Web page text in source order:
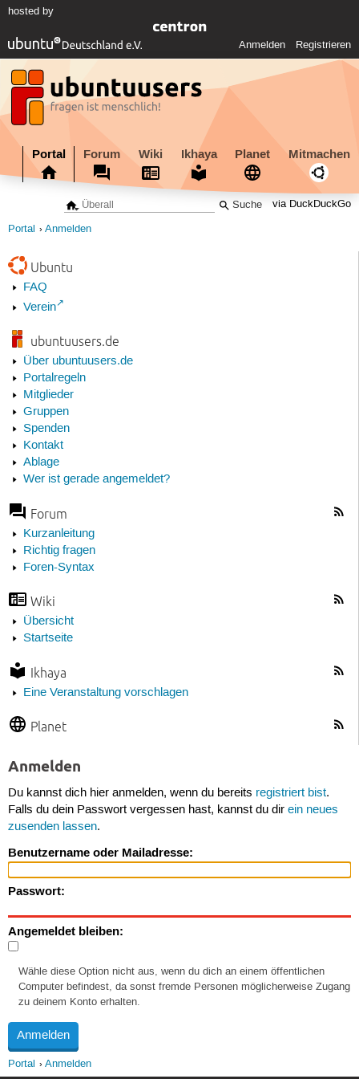
hosted by
Anmelden Registrieren
Portal Forum Wiki Ikhaya Planet Mitmachen
via DuckDuckGo
Portal Anmelden
Ubuntu
FAQ
Verein
ubuntuusers.de
Über ubuntuusers.de
Portalregeln
Mitglieder
Gruppen
Spenden
Kontakt
Ablage
Wer ist gerade angemeldet?
Forum
Kurzanleitung
Richtig fragen
Foren-Syntax
Wiki
Übersicht
Startseite
Ikhaya
Eine Veranstaltung vorschlagen
Planet
Anmelden
Du kannst dich hier anmelden, wenn du bereits registriert bist.
Falls du dein Passwort vergessen hast, kannst du dir ein neues
zusenden lassen.
Benutzername oder Mailadresse:
Passwort:
Angemeldet bleiben:
Wähle diese Option nicht aus, wenn du dich an einem öffentlichen
Computer befindest, da sonst fremde Personen möglicherweise Zugang
zu deinem Konto erhalten.
Portal Anmelden